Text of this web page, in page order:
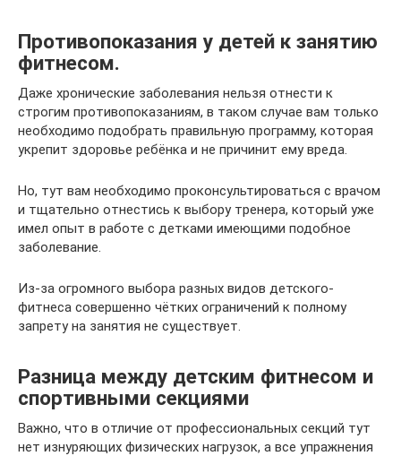
Противопоказания у детей к занятию
фитнесом.
Даже хронические заболевания нельзя отнести к
строгим противопоказаниям, в таком случае вам только
необходимо подобрать правильную программу, которая
укрепит здоровье ребёнка и не причинит ему вреда.
Но, тут вам необходимо проконсультироваться с врачом
и тщательно отнестись к выбору тренера, который уже
имел опыт в работе с детками имеющими подобное
заболевание.
Из-за огромного выбора разных видов детского-
фитнеса совершенно чётких ограничений к полному
запрету на занятия не существует.
Разница между детским фитнесом и
спортивными секциями
Важно, что в отличие от профессиональных секций тут
нет изнуряющих физических нагрузок, а все упражнения